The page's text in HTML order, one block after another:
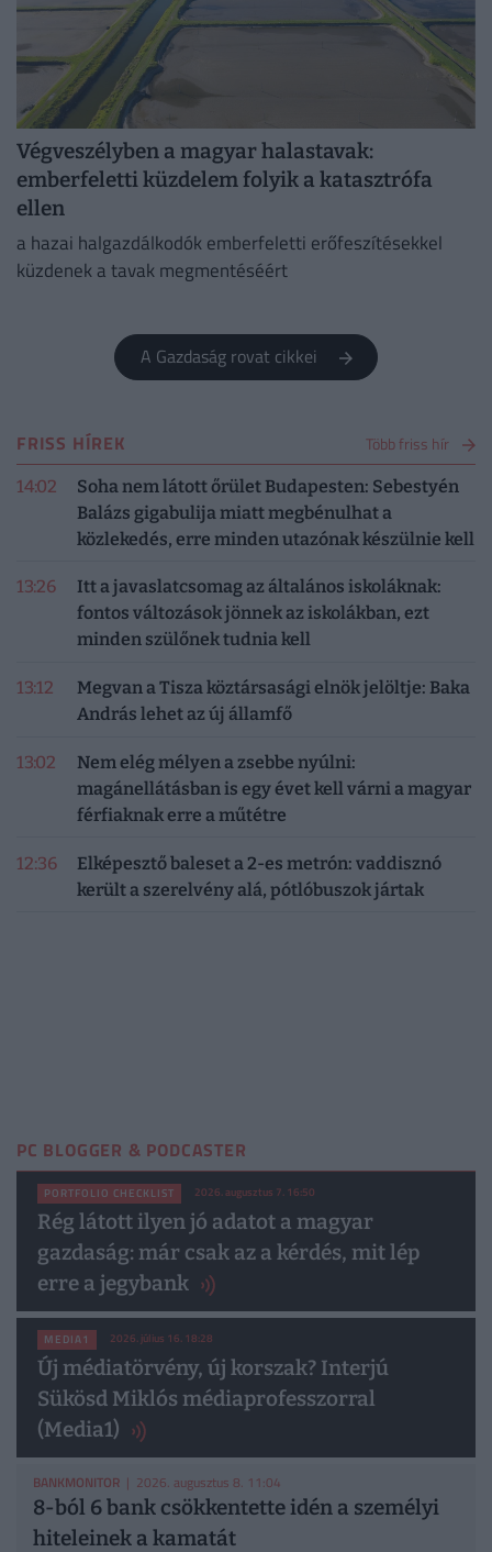
Végveszélyben a magyar halastavak:
emberfeletti küzdelem folyik a katasztrófa
ellen
a hazai halgazdálkodók emberfeletti erőfeszítésekkel
küzdenek a tavak megmentéséért
A Gazdaság rovat cikkei
FRISS HÍREK Több friss hír
14:02
Soha nem látott őrület Budapesten: Sebestyén
Balázs gigabulija miatt megbénulhat a
közlekedés, erre minden utazónak készülnie kell
13:26
Itt a javaslatcsomag az általános iskoláknak:
fontos változások jönnek az iskolákban, ezt
minden szülőnek tudnia kell
13:12
Megvan a Tisza köztársasági elnök jelöltje: Baka
András lehet az új államfő
13:02
Nem elég mélyen a zsebbe nyúlni:
magánellátásban is egy évet kell várni a magyar
férfiaknak erre a műtétre
12:36
Elképesztő baleset a 2-es metrón: vaddisznó
került a szerelvény alá, pótlóbuszok jártak
PC BLOGGER & PODCASTER
PORTFOLIO CHECKLIST 2026. augusztus 7. 16:50
Rég látott ilyen jó adatot a magyar
gazdaság: már csak az a kérdés, mit lép
erre a jegybank
MEDIA1 2026. július 16. 18:28
Új médiatörvény, új korszak? Interjú
Sükösd Miklós médiaprofesszorral
(Media1)
BANKMONITOR | 2026. augusztus 8. 11:04
8-ból 6 bank csökkentette idén a személyi
hiteleinek a kamatát